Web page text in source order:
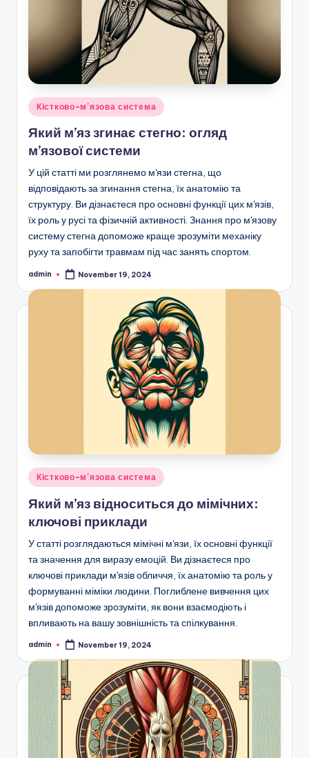
Posted
in
Кістково-м'язова система
Який м’яз згинає стегно: огляд
м’язової системи
У цій статті ми розглянемо м'язи стегна, що
відповідають за згинання стегна, їх анатомію та
структуру. Ви дізнаєтеся про основні функції цих м'язів,
їх роль у русі та фізичній активності. Знання про м'язову
систему стегна допоможе краще зрозуміти механіку
руху та запобігти травмам під час занять спортом.
Posted
admin November 19, 2024
Posted
in
Кістково-м'язова система
Який м’яз відноситься до мімічних:
ключові приклади
У статті розглядаються мімічні м'язи, їх основні функції
та значення для виразу емоцій. Ви дізнаєтеся про
ключові приклади м'язів обличчя, їх анатомію та роль у
формуванні міміки людини. Поглиблене вивчення цих
м'язів допоможе зрозуміти, як вони взаємодіють і
впливають на вашу зовнішність та спілкування.
Posted
admin November 19, 2024